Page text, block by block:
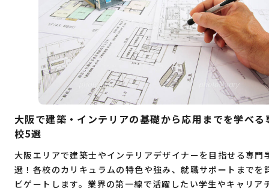
大阪で建築・インテリアの基礎から応用までを学べる
校5選
大阪エリアで建築士やインテリアデザイナーを目指せる専門
選！各校のカリキュラムの特色や強み、就職サポートまでを
ビゲートします。業界の第一線で活躍したい学生やキャリア